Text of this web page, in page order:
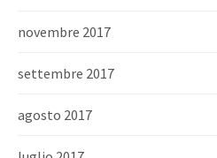
novembre 2017
settembre 2017
agosto 2017